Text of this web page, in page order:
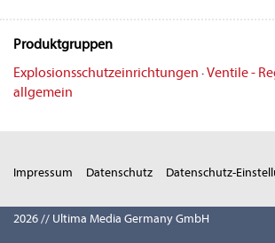
Produktgruppen
Explosionsschutzeinrichtungen ·Ventile -
allgemein
Impressum Datenschutz Datenschutz-
2026 // Ultima Media Germany GmbH